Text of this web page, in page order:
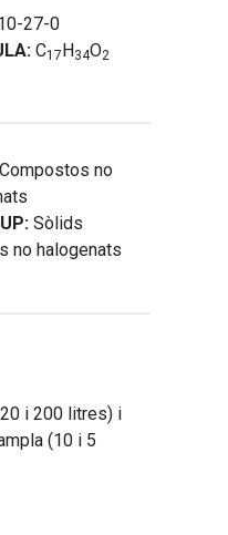
27-0
C1 7H34O2
Compostos no
Sòlids
no halogenats
i 200 litres) i
(10 i 5